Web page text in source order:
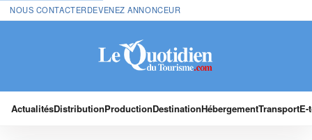
NOUS CONTACTERDEVENEZ ANNONCEUR
ActualitésDistributionProductionDestinationHébergementTransport